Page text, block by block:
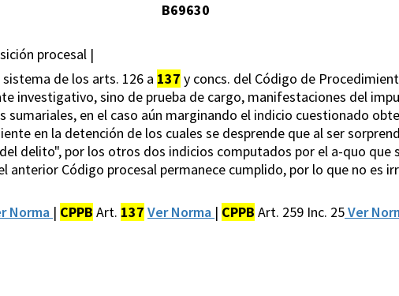
B69630
procesal |
de los arts. 126 a 137 y concs. del Código de
investigativo, sino de prueba de cargo, manifestaciones del
en el caso aún marginando el indicio cuestionado
en la detención de los cuales se desprende que al ser
delito", por los otros dos indicios computados por el a-quo que
anterior Código procesal permanece cumplido, por lo que no es
Norma | CPPB Art. 137 Ver Norma | CPPB Art. 259 Inc. 25Ver